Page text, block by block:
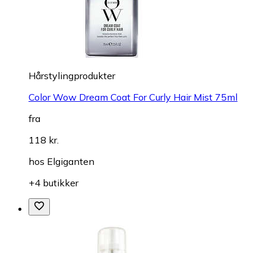
Hårstylingprodukter
Color Wow Dream Coat For Curly Hair Mist 75ml
fra
118 kr.
hos Elgiganten
+4 butikker